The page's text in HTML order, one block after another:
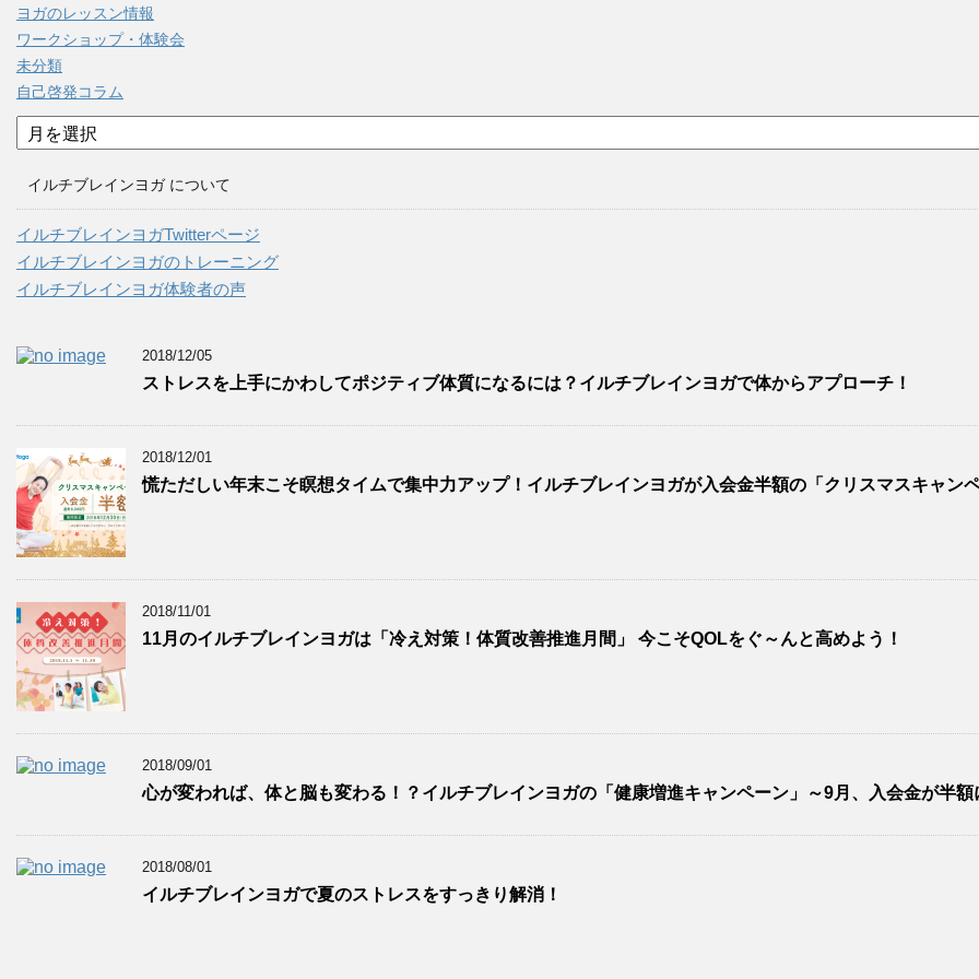
ヨガのレッスン情報
ワークショップ・体験会
未分類
自己啓発コラム
ア
ー
イルチブレインヨガ について
イルチブレインヨガTwitterページ
イルチブレインヨガのトレーニング
イルチブレインヨガ体験者の声
2018/12/05
ストレスを上手にかわしてポジティブ体質になるには？イルチブレインヨガで体からアプローチ！
2018/12/01
慌ただしい年末こそ瞑想タイムで集中力アップ！イルチブレインヨガが入会金半額の「クリスマスキャン
2018/11/01
11月のイルチブレインヨガは「冷え対策！体質改善推進月間」 今こそQOLをぐ～んと高めよう！
2018/09/01
心が変われば、体と脳も変わる！？イルチブレインヨガの「健康増進キャンペーン」～9月、入会金が半額
2018/08/01
イルチブレインヨガで夏のストレスをすっきり解消！